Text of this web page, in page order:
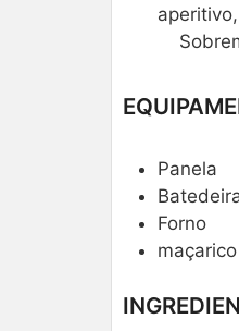
Panela
Forno